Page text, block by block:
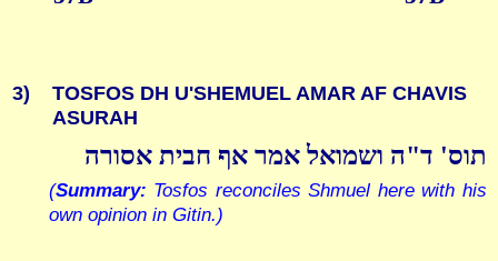
3)
TOSFOS DH U'SHEMUEL AMAR AF CHAVIS
ASURAH
תוס' ד"ה ושמואל אמר אף חבית אסורה
(Summary: Tosfos reconciles Shmuel here with his
own opinion in Gitin.)